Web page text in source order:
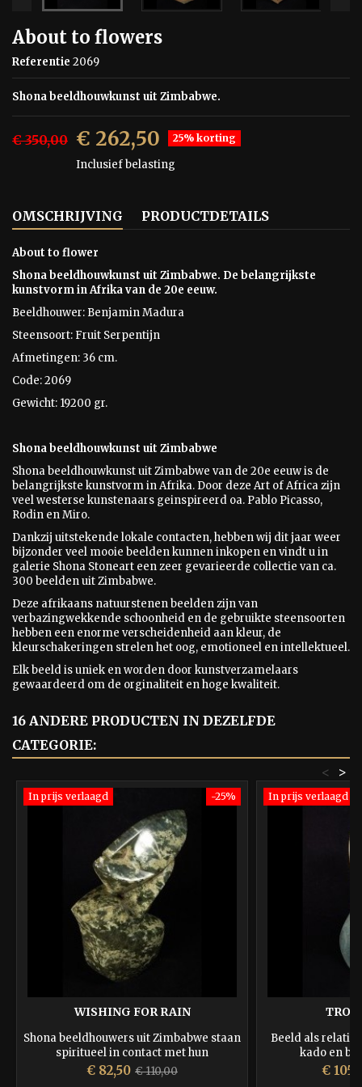
About to flowers
Referentie 2069
Shona beeldhouwkunst uit Zimbabwe.
€ 350,00 € 262,50 25% korting
Inclusief belasting
OMSCHRIJVING PRODUCTDETAILS
About to flower
Shona beeldhouwkunst uit Zimbabwe. De belangrijkste
kunstvorm in Afrika van de 20e eeuw.
Beeldhouwer: Benjamin Madura
Steensoort: Fruit Serpentijn
Afmetingen: 36 cm.
Code: 2069
Gewicht: 19200 gr.
Shona beeldhouwkunst uit Zimbabwe
Shona beeldhouwkunst uit Zimbabwe van de 20e eeuw is de
belangrijkste kunstvorm in Afrika. Door deze Art of Africa zijn
veel westerse kunstenaars geinspireerd oa. Pablo Picasso,
Rodin en Miro.
Dankzij uitstekende lokale contacten, hebben wij dit jaar weer
bijzonder veel mooie beelden kunnen inkopen en vindt u in
galerie Shona Stoneart een zeer gevarieerde collectie van ca.
300 beelden uit Zimbabwe.
Deze afrikaans natuurstenen beelden zijn van
verbazingwekkende schoonheid en de gebruikte steensoorten
hebben een enorme verscheidenheid aan kleur, de
kleurschakeringen strelen het oog, emotioneel en intellektueel.
Elk beeld is uniek en worden door kunstverzamelaars
gewaardeerd om de orginaliteit en hoge kwaliteit.
16 ANDERE PRODUCTEN IN DEZELFDE
CATEGORIE:
>
<
-25%
In prijs verlaagd
WISHING FOR RAIN
Shona beeldhouwers uit Zimbabwe staan
spiritueel in contact met hun
voorouders
Prijs
€ 82,50 Normale
€ 110,00
In prijs verlaagd
Beeld als
kado en
Prijs
€